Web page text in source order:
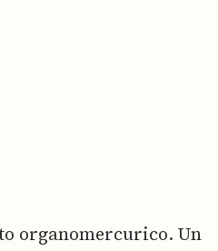
organomercurico. Un